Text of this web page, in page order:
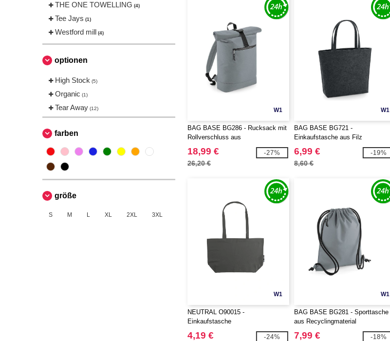
THE ONE TOWELLING (4)
Tee Jays (1)
Westford mill (4)
optionen
High Stock (5)
Organic (1)
Tear Away (12)
farben
größe
S M L XL 2XL 3XL
W1
BAG BASE BG286 - Rucksack mit
Rollverschluss aus
Recyclingmaterial
18,99 €
26,20 €
-27%
W1
BAG BASE BG721 -
Einkaufstasche aus Filz
6,99 €
8,60 €
-19%
W1
NEUTRAL O90015 -
Einkaufstasche
4,19 € -24%
W1
BAG BASE BG281 - Sporttasche
aus Recyclingmaterial
7,99 € -18%